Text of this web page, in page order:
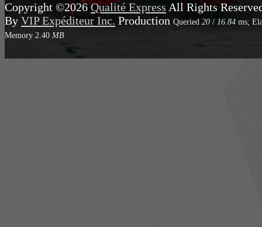
Copyright ©2026Qualité Express All Rights
By VIP Expéditeur Inc. Production Queried 20 / 16.84 ms;
Memory 2.40 MB